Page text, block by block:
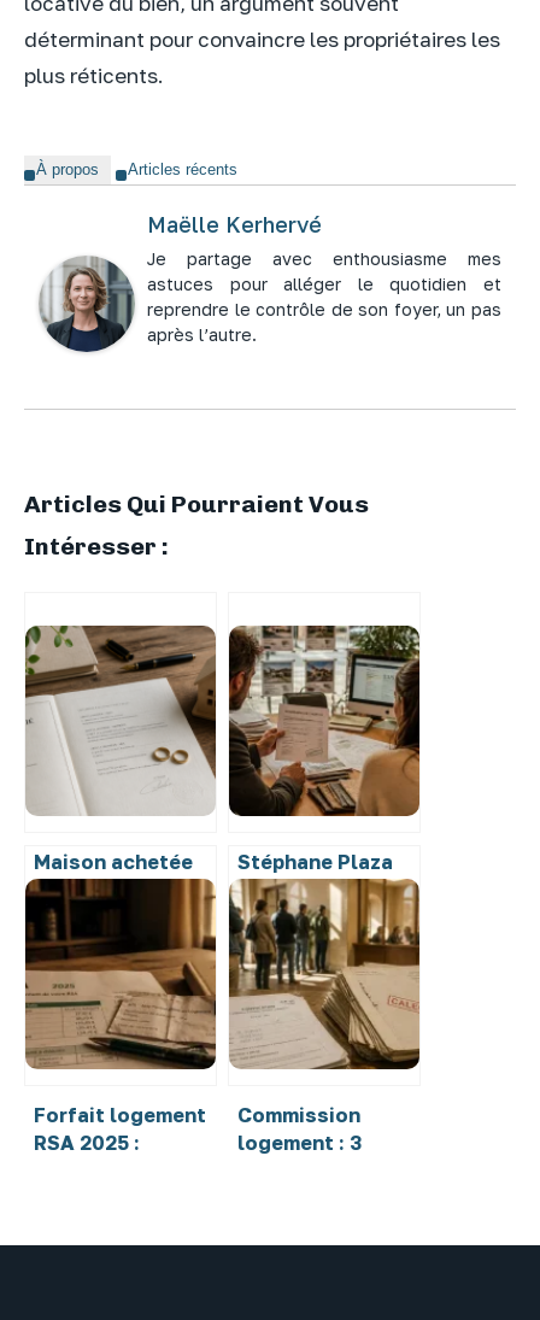
déterminant pour convaincre les propriétaires les
plus réticents.
À propos Articles récents
Maëlle Kerhervé
Je partage avec enthousiasme mes
astuces pour alléger le quotidien et
reprendre le contrôle de son foyer, un pas
après l’autre.
Articles Qui Pourraient Vous
Intéresser :
Maison achetée
avant le mariage :
4 solutions pour
protéger votre
conjoint
Stéphane Plaza
Immobilier : 3,1/5
de moyenne, que
valent vraiment
les services de
l’enseigne ?
Forfait logement
RSA 2025 :
Commission
logement : 3